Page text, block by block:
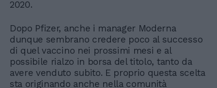
2020.
Dopo Pfizer, anche i manager Moderna
dunque sembrano credere poco al successo
di quel vaccino nei prossimi mesi e al
possibile rialzo in borsa del titolo, tanto da
avere venduto subito. E proprio questa scelta
sta originando anche nella comunità